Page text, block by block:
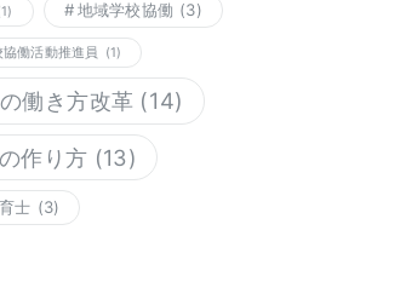
地域学校協働 (3)
働活動推進員 (1)
働き方改革 (14)
作り方 (13)
士 (3)